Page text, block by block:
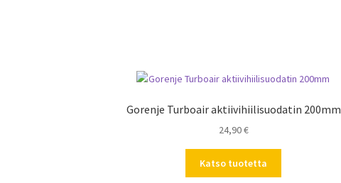
Gorenje Turboair aktiivihiilisuodatin 200mm
24,90€
Katso tuotetta